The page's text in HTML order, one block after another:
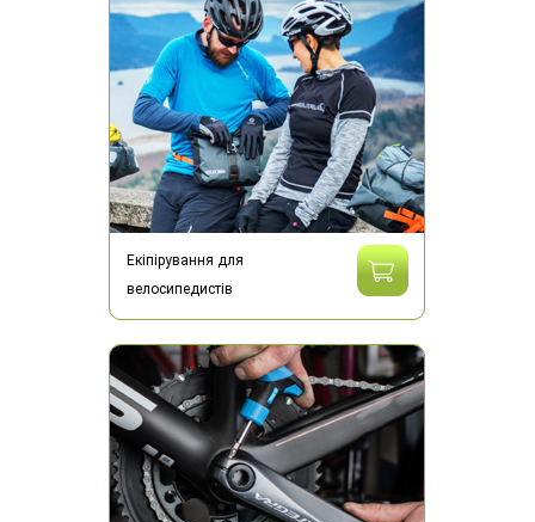
Екіпірування для
велосипедистів